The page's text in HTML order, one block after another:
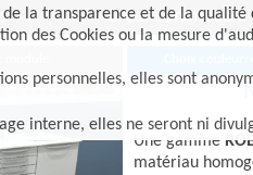
la transparence et de la qualité
des Cookies ou la mesure
personnelles, elles sont
interne, elles ne seront ni
Créer son meuble
Une gamme
matériau